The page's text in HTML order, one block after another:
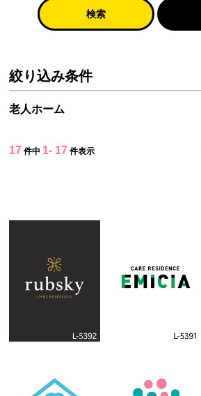
検索
絞り込み条件
老人ホーム
17 件中 1- 17 件表示